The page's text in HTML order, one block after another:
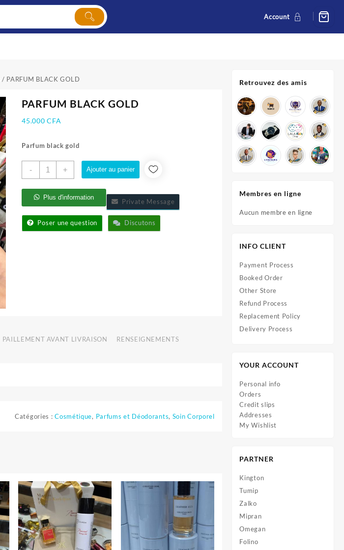
Account
/ PARFUM BLACK GOLD
PARFUM BLACK GOLD
45.000CFA
Parfum black gold
-
quantité
BLACK
GOLD
+ Ajouter au panier
Plus d'information
Private Message
Poser une question Discutons
PAILLEMENT AVANT LIVRAISON RENSEIGNEMENTS
Catégories :Cosmétique, Parfums et Déodorants, Soin Corporel
Retrouvez des amis
Membres en ligne
Aucun membre en ligne
INFO CLIENT
Payment Process
Booked Order
Other Store
Refund Process
Replacement Policy
Delivery Process
YOUR ACCOUNT
Personal info
Orders
Credit slips
Addresses
My Wishlist
PARTNER
Kington
Tumip
Zalko
Mipran
Omegan
Folino